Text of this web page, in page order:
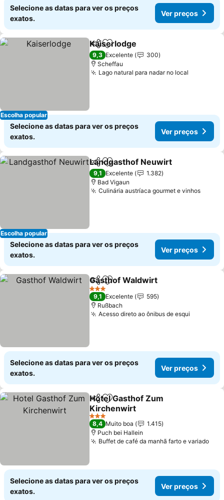
Selecione as datas para ver os preços
exatos.
Ver preços
Escolha popular
PartilharAdicionar aos favoritos
Kaiserlodge
9,3 Excelente
300
Scheffau
Lago natural para nadar no local
Selecione as datas para ver os preços
exatos.
Ver preços
Escolha popular
PartilharAdicionar aos favoritos
Landgasthof Neuwirt
9,1 Excelente
1.382
Bad Vigaun
Culinária austríaca gourmet e vinhosVer
Selecione as datas para ver os preços
exatos.
Ver preços
PartilharAdicionar aos favoritos
Gasthof Waldwirt
3 Estrelas
9,1 Excelente
595
Rußbach
Acesso direto ao ônibus de esqui
Selecione as datas para ver os preços
exatos.
Ver preços
PartilharAdicionar aos favoritos
Hotel Gasthof Zum
Kirchenwirt
Ver preços
3 Estrelas
8,4 Muito boa
1.415
Puch bei Hallein
Buffet de café da manhã farto e variadoVer
Selecione as datas para ver os preços
exatos.
Ver preços